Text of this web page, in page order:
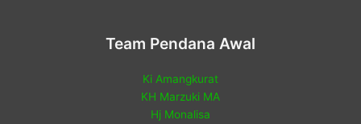
Team Pendana Awal
Ki Amangkurat
KH Marzuki MA
Hj Monalisa